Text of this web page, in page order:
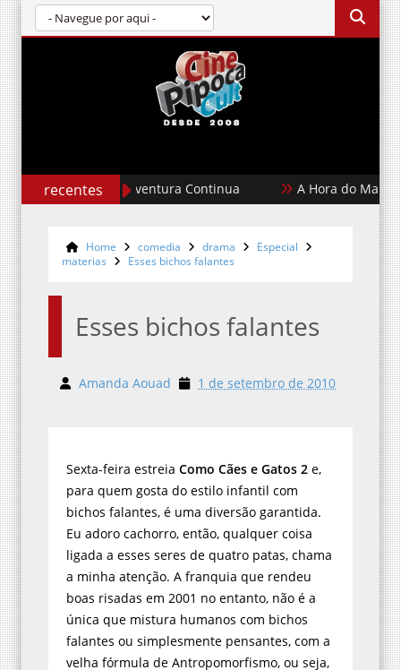
recentes
II: A Aventura Continua A Hora do Mal
Home comedia drama
Especial
materias
Esses bichos falantes
Esses bichos falantes
Amanda Aouad 1 de setembro de 2010
Sexta-feira estreia Como Cães e Gatos 2 e,
para quem gosta do estilo infantil com
bichos falantes, é uma diversão garantida.
Eu adoro cachorro, então, qualquer coisa
ligada a esses seres de quatro patas, chama
a minha atenção. A franquia que rendeu
boas risadas em 2001 no entanto, não é a
única que mistura humanos com bichos
falantes ou simplesmente pensantes, com a
velha fórmula de Antropomorfismo, ou seja,